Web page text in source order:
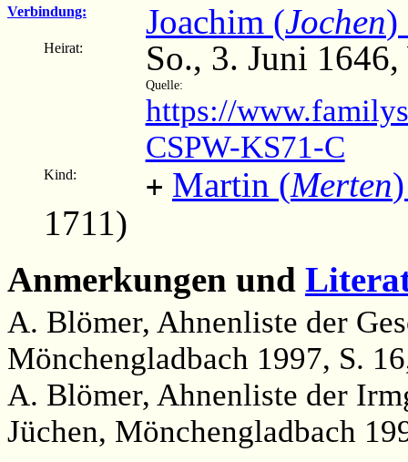
Verbindung: Joachim (Jochen)
Heirat: So., 3. Juni
Quelle:
https://
CSPW-KS71-C
Kind: + Martin (Merten
1711)
Anmerkungen und
A. Blömer, Ahnenliste der
Mönchengladbach 1997, S.
A. Blömer, Ahnenliste der
Jüchen, Mönchengladbach